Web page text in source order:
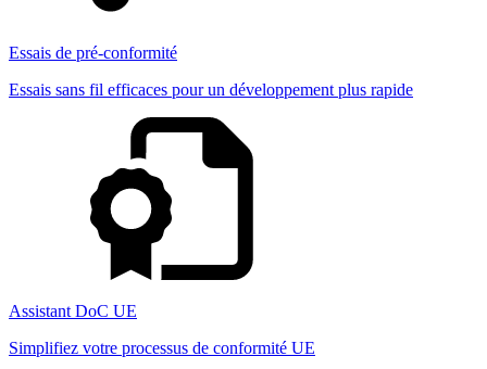
Essais de pré-conformité
Essais sans fil efficaces pour un développement plus rapide
Assistant DoC UE
Simplifiez votre processus de conformité UE